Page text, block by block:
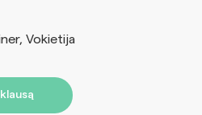
Vokietija